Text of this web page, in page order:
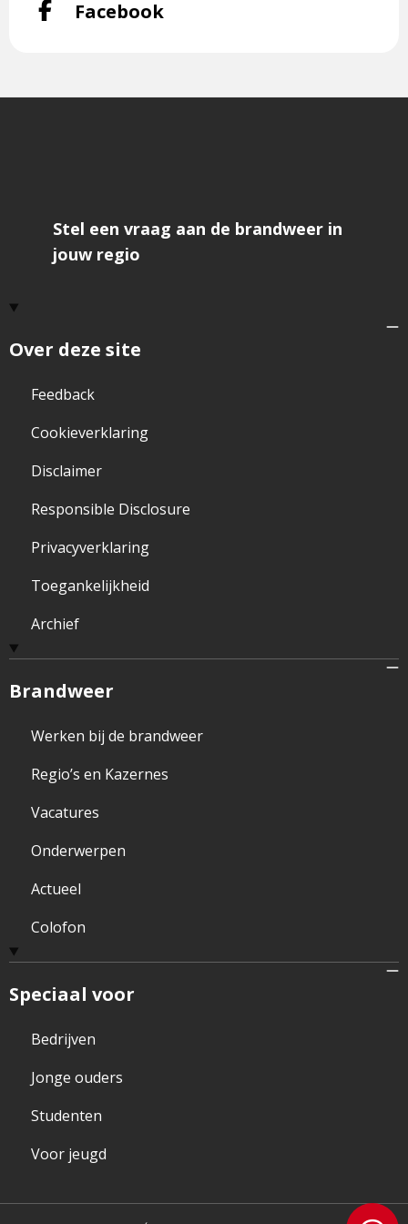
FacebookVolg
f
Over deze site
Feedback
Cookieverklaring
Disclaimer
Responsible Disclosure
Privacyverklaring
Toegankelijkheid
Archief
Brandweer
Werken bij de brandweer
Regio’s en Kazernes
Vacatures
Onderwerpen
Actueel
Colofon
Speciaal voor
Bedrijven
Jonge ouders
Studenten
Voor jeugd
Stel een vraag aan de brandweer in
jouw regio